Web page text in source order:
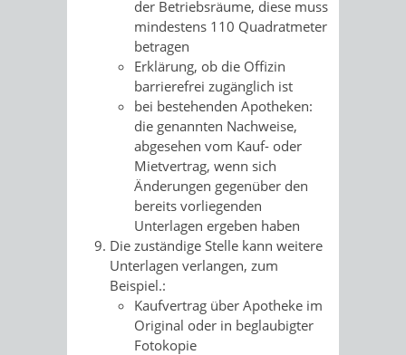
der Betriebsräume, diese muss
mindestens 110 Quadratmeter
betragen
Erklärung, ob die Offizin
barrierefrei zugänglich ist
bei bestehenden Apotheken:
die genannten Nachweise,
abgesehen vom Kauf- oder
Mietvertrag, wenn sich
Änderungen gegenüber den
bereits vorliegenden
Unterlagen ergeben haben
Die zuständige Stelle kann weitere
Unterlagen verlangen, zum
Beispiel.:
Kaufvertrag über Apotheke im
Original oder in beglaubigter
Fotokopie